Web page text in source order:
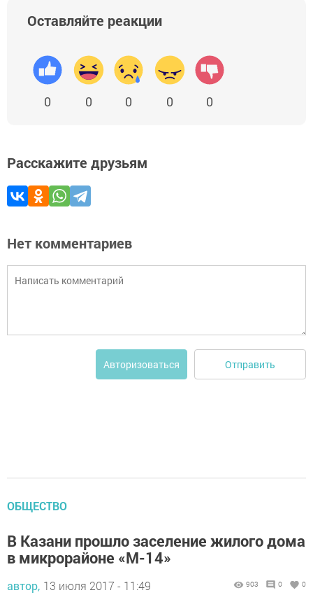
Оставляйте реакции
0 0 0 0 0
Расскажите друзьям
Нет комментариев
Авторизоваться Отправить
ОБЩЕСТВО
В Казани прошло заселение жилого дома
в микрорайоне «М-14»
автор, 13 июля 2017 - 11:49 903 0 0